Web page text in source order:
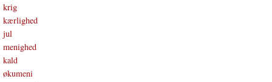
krig
kærlighed
jul
menighed
kald
økumeni